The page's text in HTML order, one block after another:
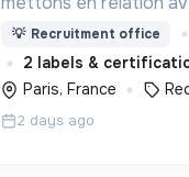
soucieuses de leurs
ensemble pour un
💡 Recruitment office
2 labels &
Paris, France
2 days ago